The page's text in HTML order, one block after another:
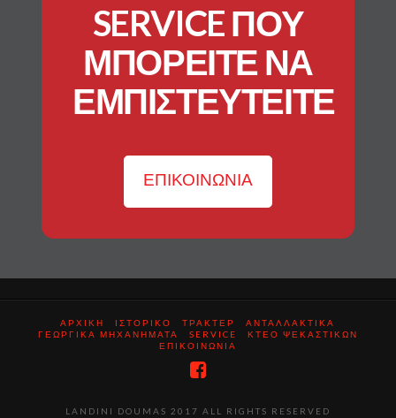
SERVICE ΠΟΥ
ΜΠΟΡΕΙΤΕ ΝΑ
ΕΜΠΙΣΤΕΥΤΕΙΤΕ
ΕΠΙΚΟΙΝΩΝΙΑ
ΑΡΧΙΚΗ ΙΣΤΟΡΙΚΟ ΤΡΑΚΤΕΡ
ΑΝΤΑΛΛΑΚΤΙΚΑ
ΓΕΩΡΓΙΚΑ ΜΗΧΑΝΗΜΑΤΑ
SERVICE
ΚΤΕΟ ΨΕΚΑΣΤΙΚΩΝ
ΕΠΙΚΟΙΝΩΝΙΑ
LANDINI DOUMAS 2017 ALL RIGHTS RESERVED